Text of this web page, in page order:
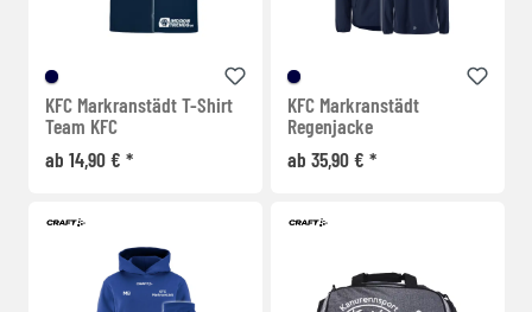
KFC Markranstädt T-Shirt
Team KFC
ab 14,90 € *
KFC Markranstädt
Regenjacke
ab 35,90 € *